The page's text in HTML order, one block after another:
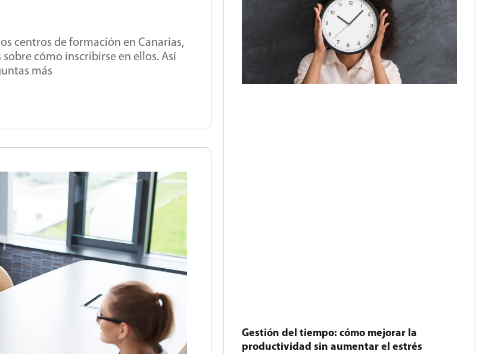
centros de formación en Canarias,
cómo inscribirse en ellos. Así
más
Gestión del tiempo: cómo mejorar la
productividad sin aumentar el estrés